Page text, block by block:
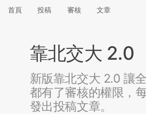
首頁 投稿 審核 文章
靠北交大 2.0
新版靠北交大 2.0 讓
都有了審核的權限，
發出投稿文章。